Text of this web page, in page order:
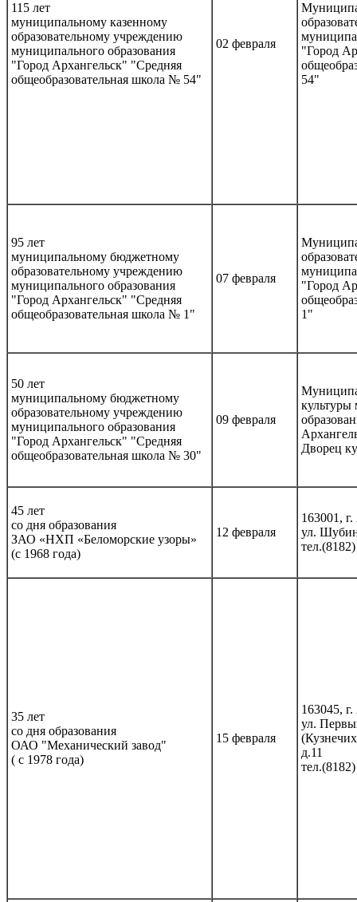
115 лет
муниципальному казенному
образовательному учреждению
муниципального образования
"Город Архангельск" "Средняя
общеобразовательная школа № 54"
02 февраля
"Город
54"
95 лет
муниципальному бюджетному
образовательному учреждению
муниципального образования
"Город Архангельск" "Средняя
общеобразовательная школа № 1"
07 февраля
"Город
1"
50 лет
муниципальному бюджетному
образовательному учреждению
муниципального образования
"Город Архангельск" "Средняя
общеобразовательная школа № 30"
09 февраля
культуры
Дворец
45 лет
со дня образования
ЗАО «НХП «Беломорские узоры»
(с 1968 года)
12 февраля
163001,
ул.
35 лет
со дня образования
ОАО "Механический завод"
( с 1978 года)
15 февраля
163045,
ул.
д.11